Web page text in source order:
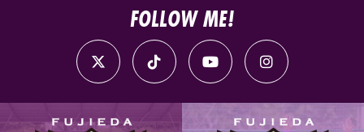
FOLLOW ME!